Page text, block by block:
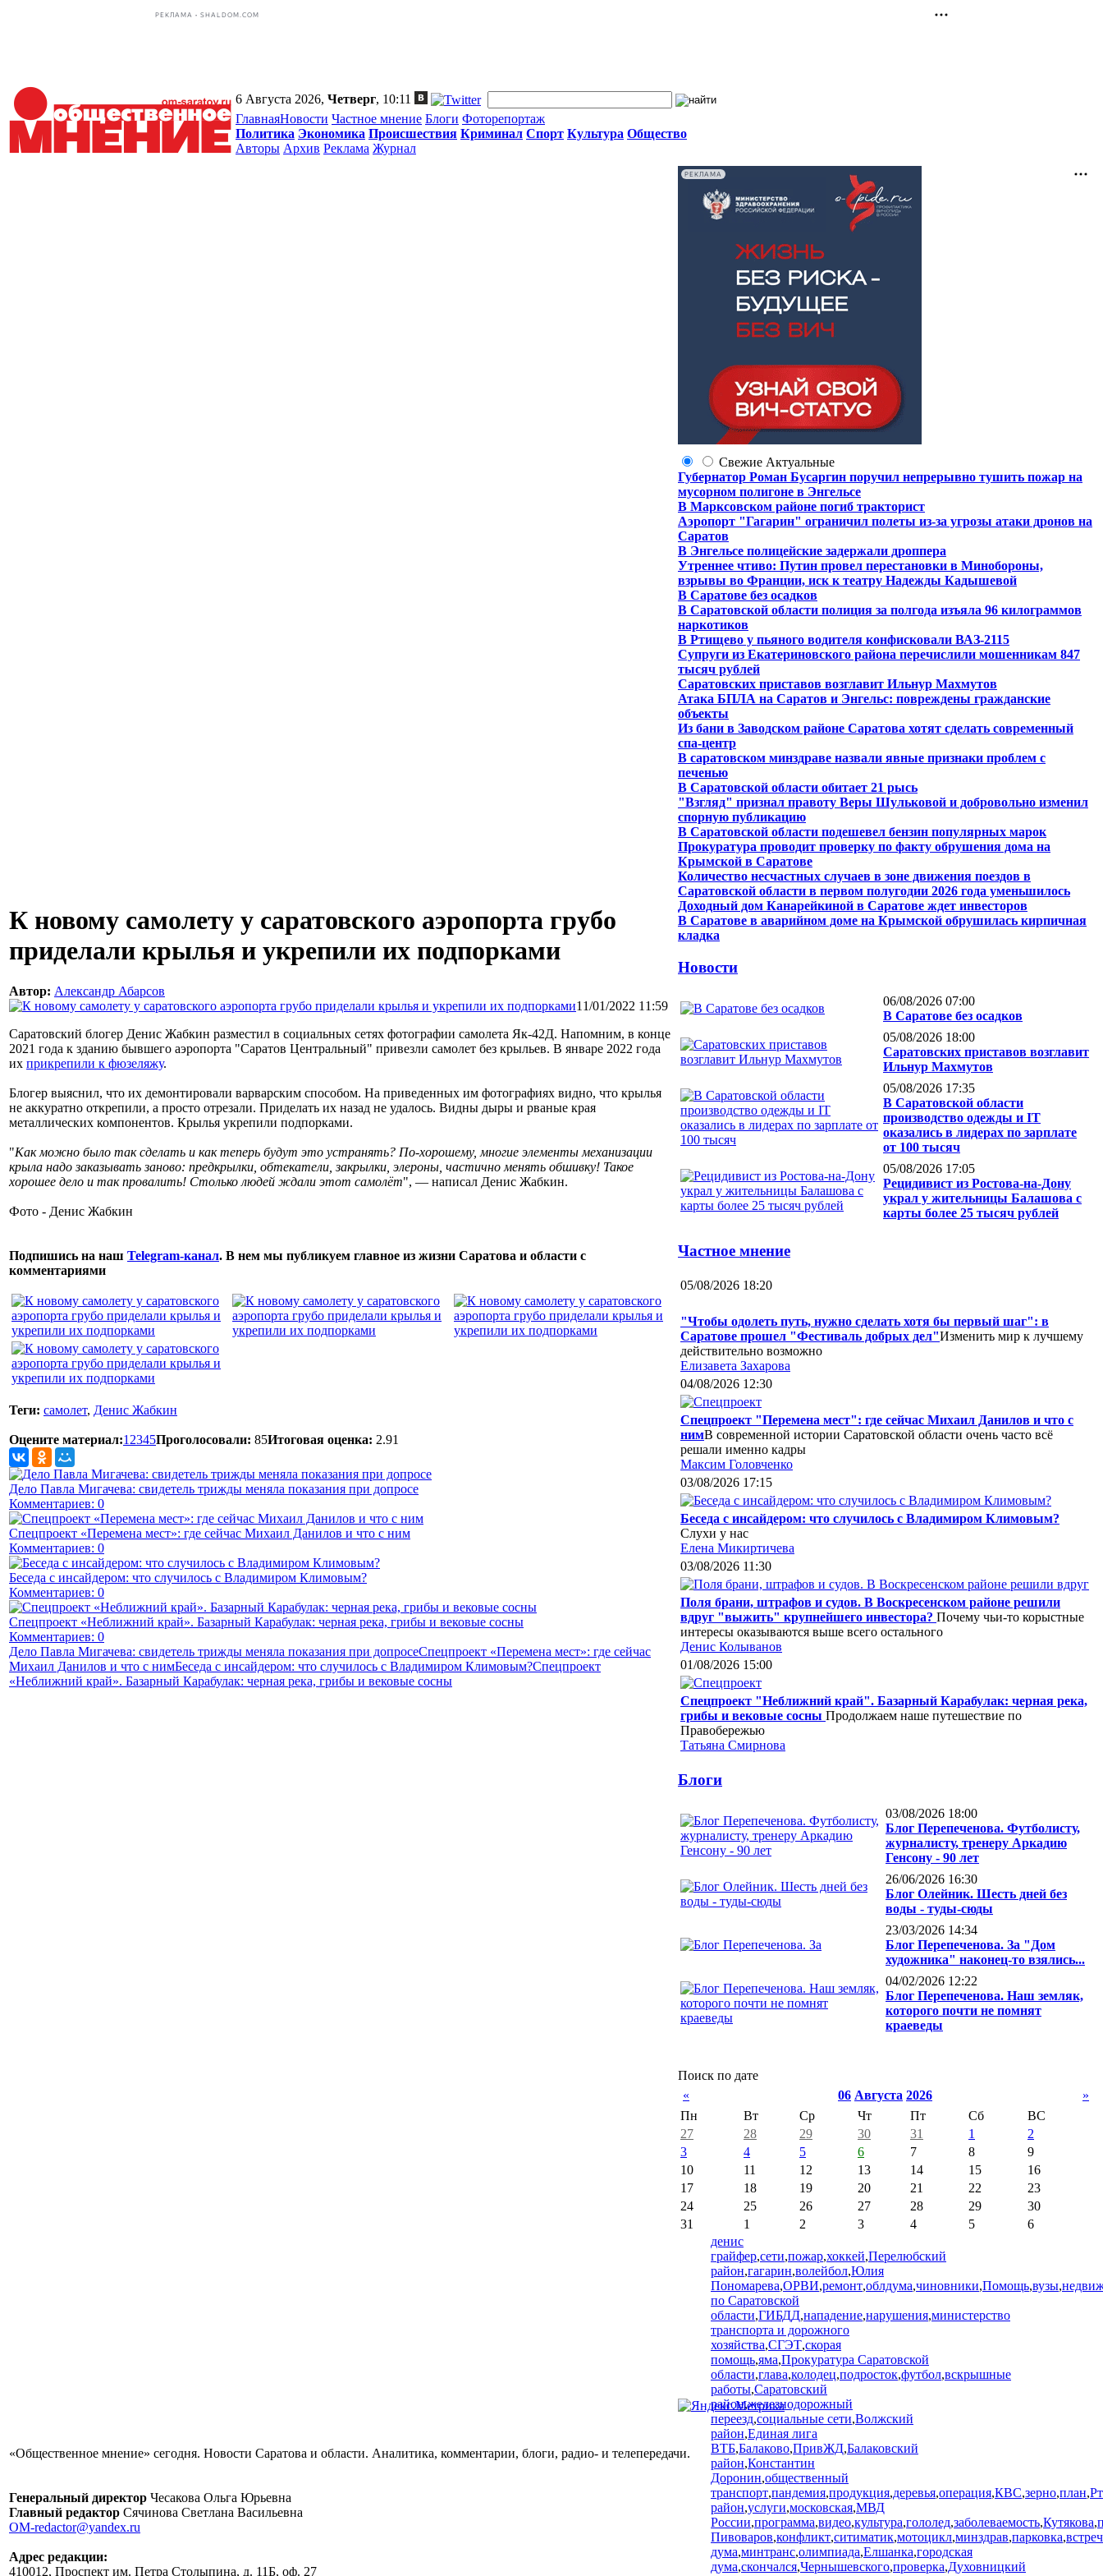
РЕКЛАМА • SHALDOM.COM
6 Августа 2026, Четверг, 10:11
ГлавнаяНовости Частное мнение Блоги Фоторепортаж
Политика Экономика Происшествия Криминал Спорт Культура Общество
Авторы Архив Реклама Журнал
К новому самолету у саратовского аэропорта грубо
приделали крылья и укрепили их подпорками
Автор: Александр Абарсов
11/01/2022 11:59
Саратовский блогер Денис Жабкин разместил в социальных сетях фотографии самолета Як-42Д. Напомним, в конце
2021 года к зданию бывшего аэропорта "Саратов Центральный" привезли самолет без крыльев. В январе 2022 года
их прикрепили к фюзеляжу.
Блогер выяснил, что их демонтировали варварским способом. На приведенных им фотографиях видно, что крылья
не аккуратно открепили, а просто отрезали. Приделать их назад не удалось. Видны дыры и рваные края
металлических компонентов. Крылья укрепили подпорками.
"Как можно было так сделать и как теперь будут это устранять? По-хорошему, многие элементы механизации
крыла надо заказывать заново: предкрылки, обтекатели, закрылки, элероны, частично менять обшивку! Такое
хорошее дело и так провалить! Столько людей ждали этот самолёт", — написал Денис Жабкин.
Фото - Денис Жабкин
Подпишись на наш Telegram-канал. В нем мы публикуем главное из жизни Саратова и области с
комментариями
Теги: самолет, Денис Жабкин
Оцените материал:1 2345Проголосовали: 85Итоговая оценка: 2.91
Дело Павла Мигачева: свидетель трижды меняла показания при допросе
Комментариев: 0
Спецпроект «Перемена мест»: где сейчас Михаил Данилов и что с ним
Комментариев: 0
Беседа с инсайдером: что случилось с Владимиром Климовым?
Комментариев: 0
Спецпроект «Неближний край». Базарный Карабулак: черная река, грибы и вековые сосны
Комментариев: 0
Дело Павла Мигачева: свидетель трижды меняла показания при допросеСпецпроект «Перемена мест»: где сейчас
Михаил Данилов и что с нимБеседа с инсайдером: что случилось с Владимиром Климовым?Спецпроект
«Неближний край». Базарный Карабулак: черная река, грибы и вековые сосны
РЕКЛАМА
Свежие Актуальные
Губернатор Роман Бусаргин поручил непрерывно тушить пожар на
мусорном полигоне в Энгельсе
В Марксовском районе погиб тракторист
Аэропорт "Гагарин" ограничил полеты из-за угрозы атаки дронов на
Саратов
В Энгельсе полицейские задержали дроппера
Утреннее чтиво: Путин провел перестановки в Минобороны,
взрывы во Франции, иск к театру Надежды Кадышевой
В Саратове без осадков
В Саратовской области полиция за полгода изъяла 96 килограммов
наркотиков
В Ртищево у пьяного водителя конфисковали ВАЗ-2115
Супруги из Екатериновского района перечислили мошенникам 847
тысяч рублей
Саратовских приставов возглавит Ильнур Махмутов
Атака БПЛА на Саратов и Энгельс: повреждены гражданские
объекты
Из бани в Заводском районе Саратова хотят сделать современный
спа-центр
В саратовском минздраве назвали явные признаки проблем с
печенью
В Саратовской области обитает 21 рысь
"Взгляд" признал правоту Веры Шульковой и добровольно изменил
спорную публикацию
В Саратовской области подешевел бензин популярных марок
Прокуратура проводит проверку по факту обрушения дома на
Крымской в Саратове
Количество несчастных случаев в зоне движения поездов в
Саратовской области в первом полугодии 2026 года уменьшилось
Доходный дом Канарейкиной в Саратове ждет инвесторов
В Саратове в аварийном доме на Крымской обрушилась кирпичная
кладка
Новости
06/08/2026 07:00
В Саратове без осадков
05/08/2026 18:00
Саратовских приставов возглавит
Ильнур Махмутов
05/08/2026 17:35
В Саратовской области
производство одежды и IT
оказались в лидерах по зарплате
от 100 тысяч
05/08/2026 17:05
Рецидивист из Ростова-на-Дону
украл у жительницы Балашова с
карты более 25 тысяч рублей
Частное мнение
05/08/2026 18:20
"Чтобы одолеть путь, нужно сделать хотя бы первый шаг": в
Саратове прошел "Фестиваль добрых дел"Изменить мир к лучшему
действительно возможно
Елизавета Захарова
04/08/2026 12:30
Спецпроект "Перемена мест": где сейчас Михаил Данилов и что с
нимВ современной истории Саратовской области очень часто всё
решали именно кадры
Максим Головченко
03/08/2026 17:15
Беседа с инсайдером: что случилось с Владимиром Климовым?
Слухи у нас
Елена Микиртичева
03/08/2026 11:30
Поля брани, штрафов и судов. В Воскресенском районе решили
вдруг "выжить" крупнейшего инвестора? Почему чьи-то корыстные
интересы оказываются выше всего остального
Денис Колыванов
01/08/2026 15:00
Спецпроект "Неближний край". Базарный Карабулак: черная река,
грибы и вековые сосны Продолжаем наше путешествие по
Правобережью
Татьяна Смирнова
Блоги
03/08/2026 18:00
Блог Перепеченова. Футболисту,
журналисту, тренеру Аркадию
Генсону - 90 лет
26/06/2026 16:30
Блог Олейник. Шесть дней без
воды - туды-сюды
23/03/2026 14:34
Блог Перепеченова. За "Дом
художника" наконец-то взялись...
04/02/2026 12:22
Блог Перепеченова. Наш земляк,
которого почти не помнят
краеведы
Поиск по дате
«
06 Августа 2026
»
Пн
Вт Ср Чт Пт Сб
ВС
27
28 29 30 31 1
2
3
4 5 6 7 8
9
10
11 12 13 14 15
16
17
18 19 20 21 22
23
24
25 26 27 28 29
30
31
1 2 3 4 5
6
денис
грайфер,сети,пожар,хоккей,Перелюбский
район,гагарин,волейбол,Юлия
Пономарева,ОРВИ,ремонт,облдума,чиновники,Помощь,вузы,
по Саратовской
области,ГИБДД,нападение,нарушения,министерство
транспорта и дорожного
хозяйства,СГЭТ,скорая
помощь,яма,Прокуратура Саратовской
области,глава,колодец,подросток,футбол,вскрышные
работы,Саратовский
район,железнодорожный
переезд,социальные сети,Волжский
район,Единая лига
ВТБ,Балаково,ПривЖД,Балаковский
район,Константин
Доронин,общественный
транспорт,пандемия,продукция,деревья,операция,КВС,зерно,план,
район,услуги,московская,МВД
России,программа,видео,культура,гололед,заболеваемость,Кутякова,
Пивоваров,конфликт,ситиматик,мотоцикл,минздрав,парковка,
дума,минтранс,олимпиада,Елшанка,городская
дума,скончался,Чернышевского,проверка,Духовницкий
«Общественное мнение» сегодня. Новости Саратова и области. Аналитика, комментарии, блоги, радио- и телепередачи.
Генеральный директор Чесакова Ольга Юрьевна
Главный редактор Сячинова Светлана Васильевна
OM-redactor@yandex.ru
Адрес редакции:
410012, Проспект им. Петра Столыпина, д. 11Б, оф. 27